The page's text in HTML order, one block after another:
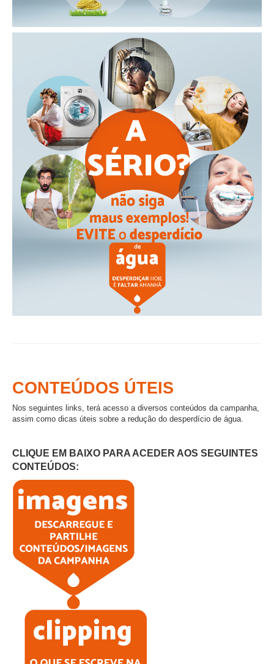
CONTEÚDOS ÚTEIS
Nos seguintes links, terá acesso a diversos conteúdos da campanha,
assim como dicas úteis sobre a redução do desperdício de água.
CLIQUE EM BAIXO PARA ACEDER AOS SEGUINTES
CONTEÚDOS: